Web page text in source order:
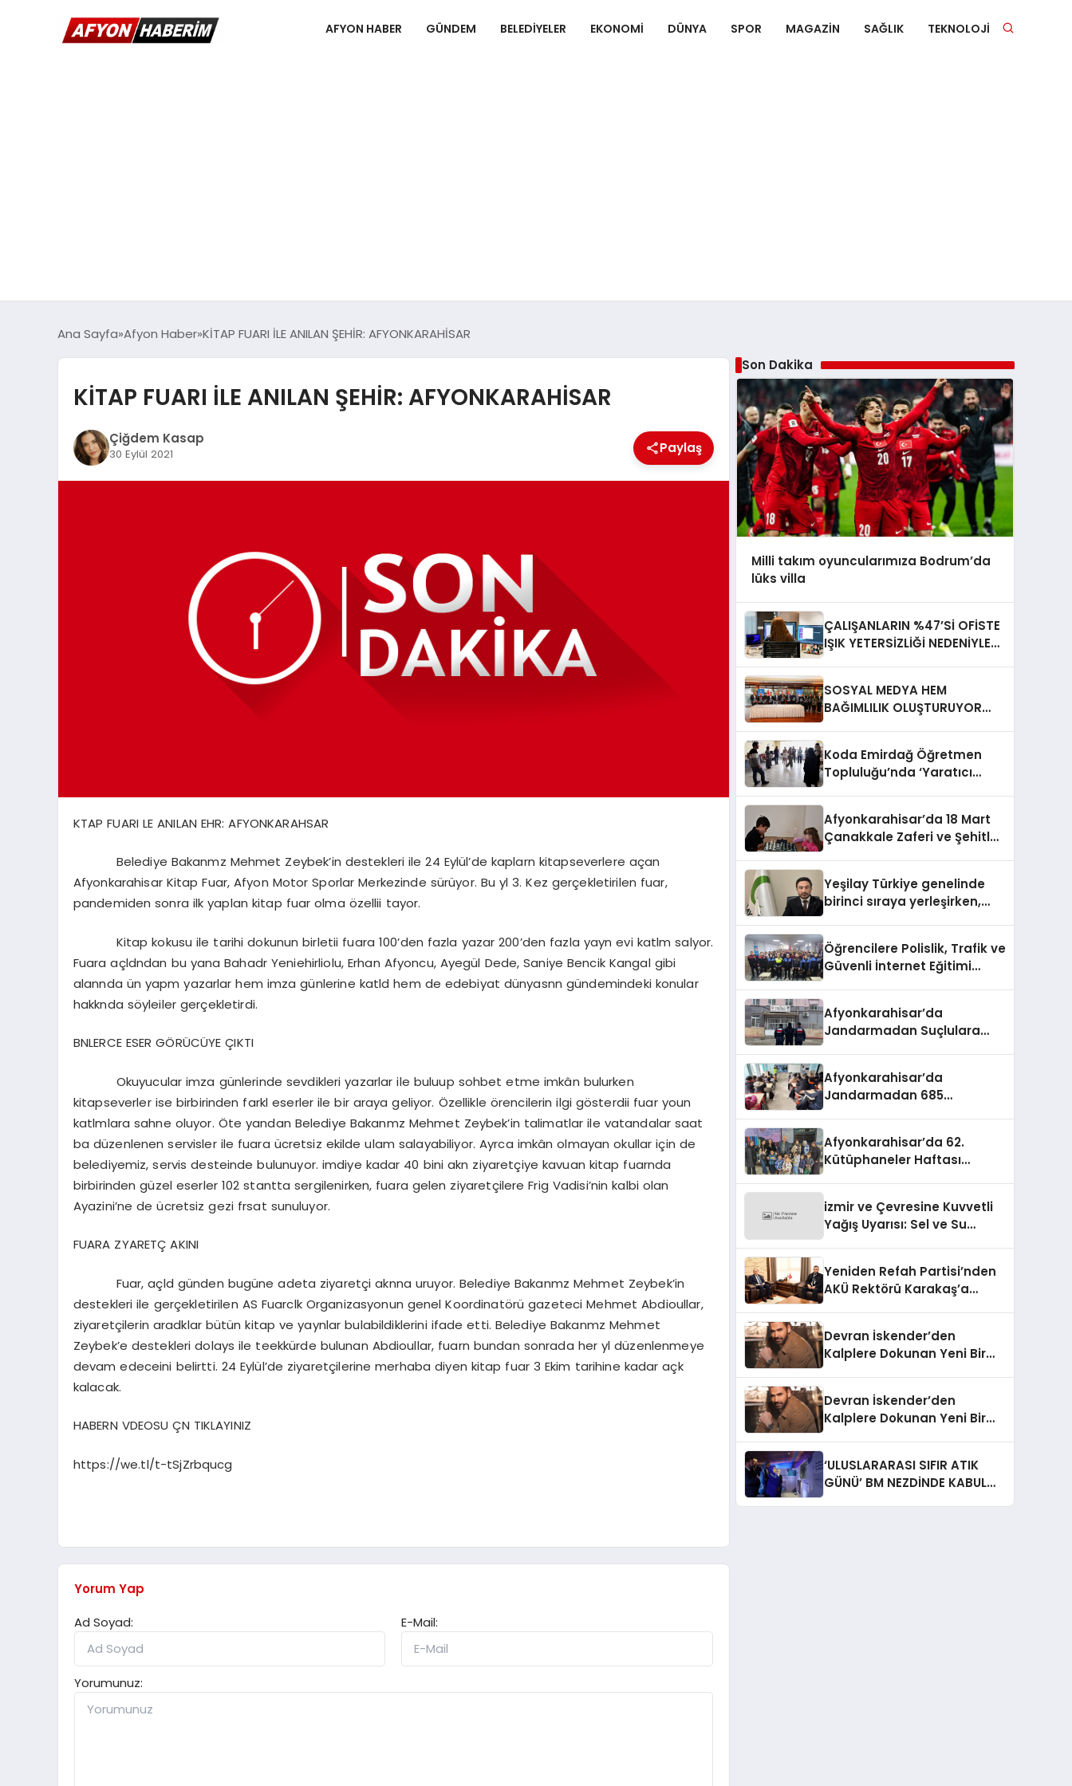
AFYON HABER GÜNDEM BELEDIYELER EKONOMI DÜNYA SPOR MAGAZIN SAĞLIK TEKNOLOJI
Ana Sayfa Afyon Haber KİTAP FUARI İLE ANILAN ŞEHİR: AFYONKARAHİSAR
KİTAP FUARI İLE ANILAN ŞEHİR: AFYONKARAHİSAR
Çiğdem Kasap
30 Eylül 2021 Paylaş
KTAP FUARI LE ANILAN EHR: AFYONKARAHSAR
Belediye Bakanmz Mehmet Zeybek’in destekleri ile 24 Eylül’de kaplarn kitapseverlere açan
Afyonkarahisar Kitap Fuar, Afyon Motor Sporlar Merkezinde sürüyor. Bu yl 3. Kez gerçekletirilen fuar,
pandemiden sonra ilk yaplan kitap fuar olma özellii tayor.
Kitap kokusu ile tarihi dokunun birletii fuara 100’den fazla yazar 200’den fazla yayn evi katlm salyor.
Fuara açldndan bu yana Bahadr Yeniehirliolu, Erhan Afyoncu, Ayegül Dede, Saniye Bencik Kangal gibi
alannda ün yapm yazarlar hem imza günlerine katld hem de edebiyat dünyasnn gündemindeki konular
hakknda söyleiler gerçekletirdi.
BNLERCE ESER GÖRÜCÜYE ÇIKTI
Okuyucular imza günlerinde sevdikleri yazarlar ile buluup sohbet etme imkân bulurken
kitapseverler ise birbirinden farkl eserler ile bir araya geliyor. Özellikle örencilerin ilgi gösterdii fuar youn
katlmlara sahne oluyor. Öte yandan Belediye Bakanmz Mehmet Zeybek’in talimatlar ile vatandalar saat
ba düzenlenen servisler ile fuara ücretsiz ekilde ulam salayabiliyor. Ayrca imkân olmayan okullar için de
belediyemiz, servis desteinde bulunuyor. imdiye kadar 40 bini akn ziyaretçiye kavuan kitap fuarnda
birbirinden güzel eserler 102 stantta sergilenirken, fuara gelen ziyaretçilere Frig Vadisi’nin kalbi olan
Ayazini’ne de ücretsiz gezi frsat sunuluyor.
FUARA ZYARETÇ AKINI
Fuar, açld günden bugüne adeta ziyaretçi aknna uruyor. Belediye Bakanmz Mehmet Zeybek’in
destekleri ile gerçekletirilen AS Fuarclk Organizasyonun genel Koordinatörü gazeteci Mehmet Abdioullar,
ziyaretçilerin aradklar bütün kitap ve yaynlar bulabildiklerini ifade etti. Belediye Bakanmz Mehmet
Zeybek’e destekleri dolays ile teekkürde bulunan Abdioullar, fuarn bundan sonrada her yl düzenlenmeye
devam edeceini belirtti. 24 Eylül’de ziyaretçilerine merhaba diyen kitap fuar 3 Ekim tarihine kadar açk
kalacak.
HABERN VDEOSU ÇN TIKLAYINIZ
https://we.tl/t-tSjZrbqucg
Yorum Yap
Ad Soyad:
E-Mail:
Yorumunuz:
Son Dakika
Milli takım oyuncularımıza Bodrum’da
lüks villa
ÇALIŞANLARIN %47’Sİ OFİSTE
IŞIK YETERSİZLİĞİ NEDENİYLE
SOSYAL MEDYA HEM
BAĞIMLILIK OLUŞTURUYOR
Koda Emirdağ Öğretmen
Topluluğu’nda ‘Yaratıcı
Afyonkarahisar’da 18 Mart
Çanakkale Zaferi ve Şehitleri
Yeşilay Türkiye genelinde
birinci sıraya yerleşirken,
Öğrencilere Polislik, Trafik ve
Güvenli İnternet Eğitimi
Afyonkarahisar’da
Jandarmadan Suçlulara
Afyonkarahisar’da
Jandarmadan 685
Afyonkarahisar’da 62.
Kütüphaneler Haftası
izmir ve Çevresine Kuvvetli
Yağış Uyarısı: Sel ve Su
Yeniden Refah Partisi’nden
AKÜ Rektörü Karakaş’a
Devran İskender’den
Kalplere Dokunan Yeni Bir
Devran İskender’den
Kalplere Dokunan Yeni Bir
‘ULUSLARARASI SIFIR ATIK
GÜNÜ’ BM NEZDİNDE KABUL